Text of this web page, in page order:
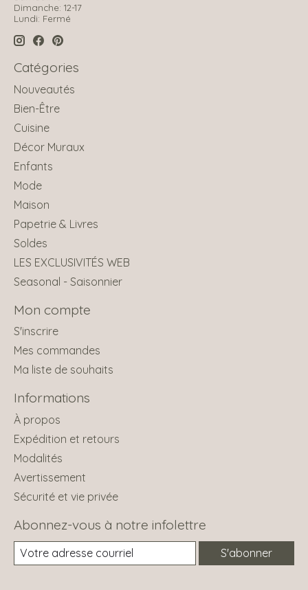
Dimanche: 12-17
Lundi: Fermé
Catégories
Nouveautés
Bien-Être
Cuisine
Décor Muraux
Enfants
Mode
Maison
Papetrie & Livres
Soldes
LES EXCLUSIVITÉS WEB
Seasonal - Saisonnier
Mon compte
S'inscrire
Mes commandes
Ma liste de souhaits
Informations
À propos
Expédition et retours
Modalités
Avertissement
Sécurité et vie privée
Abonnez-vous à notre infolettre
S'abonner